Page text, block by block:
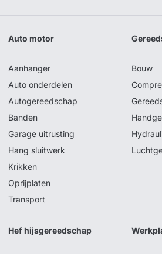
Auto motor
Aanhanger
Auto onderdelen
Autogereedschap
Banden
Garage uitrusting
Hang sluitwerk
Krikken
Oprijplaten
Transport
Bouw
Hef hijsgereedschap